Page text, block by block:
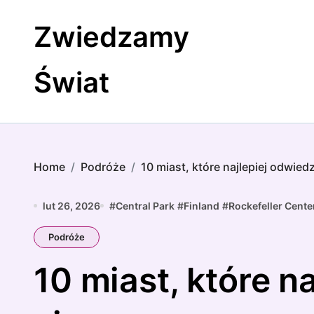
contentZwiedzamy
Świat
Home Podróże 10 miast, które najlepiej
lut 26, 2026 #Central Park #Finland #Rockefeller
Podróże
10 miast, które